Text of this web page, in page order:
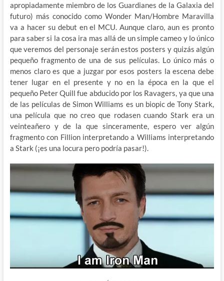
apropiadamente miembro de los Guardianes de la Galaxia del
futuro) más conocido como Wonder Man/Hombre Maravilla
va a hacer su debut en el MCU. Aunque claro, aun es pronto
para saber si la cosa ira mas allá de un simple cameo y lo único
que veremos del personaje serán estos posters y quizás algún
pequeño fragmento de una de sus películas. Lo único más o
menos claro es que a juzgar por esos posters la escena debe
tener lugar en el presente y no en la época en la que el
pequeño Peter Quill fue abducido por los Ravagers, ya que una
de las películas de Simon Williams es un biopic de Tony Stark,
una película que no creo que rodasen cuando Stark era un
veinteañero y de la que sinceramente, espero ver algún
fragmento con Fillion interpretando a Williams interpretando
a Stark (¡es una locura pero podría pasar!).